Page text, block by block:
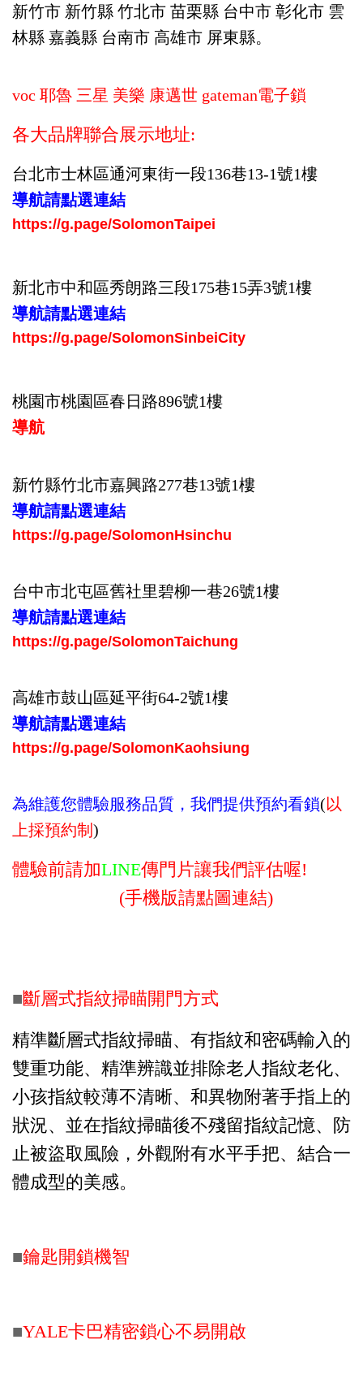
新竹市 新竹縣 竹北市 苗栗縣 台中市 彰化市 雲
林縣 嘉義縣 台南市 高雄市 屏東縣。
voc 耶魯 三星 美樂 康邁世 gateman電子鎖
各大品牌聯合展示地址:
台北市士林區通河東街一段136巷13-1號1樓
導航請點選連結
https://g.page/SolomonTaipei
新北市中和區秀朗路三段175巷15弄3號1樓
導航請點選連結
https://g.page/SolomonSinbeiCity
桃園市桃園區春日路896號1樓
導航
新竹縣竹北市嘉興路277巷13號1樓
導航請點選連結
https://g.page/SolomonHsinchu
台中市北屯區舊社里碧柳一巷26號1樓
導航請點選連結
https://g.page/SolomonTaichung
高雄市鼓山區延平街64-2號1樓
導航請點選連結
https://g.page/SolomonKaohsiung
為維護您體驗服務品質，我們提供預約看鎖(以
上採預約制 )
體驗前請加LINE傳門片讓我們評估喔!
(手機版請點圖連結)
■斷層式指紋掃瞄開門方式
精準斷層式指紋掃瞄、有指紋和密碼輸入的
雙重功能、精準辨識並排除老人指紋老化、
小孩指紋較薄不清晰、和異物附著手指上的
狀況、並在指紋掃瞄後不殘留指紋記憶、防
止被盜取風險，外觀附有水平手把、結合一
體成型的美感。
■鑰匙開鎖機智
■YALE卡巴精密鎖心不易開啟